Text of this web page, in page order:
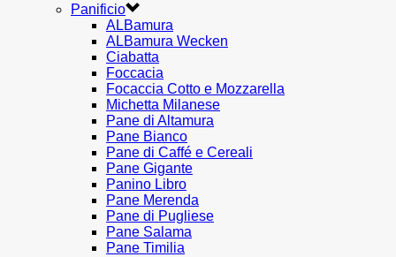
Panificio
ALBamura
ALBamura Wecken
Ciabatta
Foccacia
Focaccia Cotto e Mozzarella
Michetta Milanese
Pane di Altamura
Pane Bianco
Pane di Caffé e Cereali
Pane Gigante
Panino Libro
Pane Merenda
Pane di Pugliese
Pane Salama
Pane Timilia